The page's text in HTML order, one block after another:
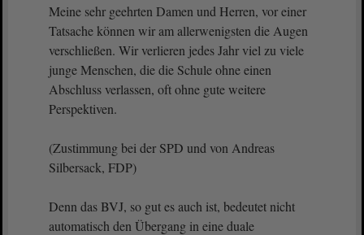
Meine sehr geehrten Damen und Herren, vor einer
Tatsache können wir am allerwenigsten die Augen
verschließen. Wir verlieren jedes Jahr viel zu viele
junge Menschen, die die Schule ohne einen
Abschluss verlassen, oft ohne gute weitere
Perspektiven.
(Zustimmung bei der SPD und von Andreas
Silbersack, FDP)
Denn das BVJ, so gut es auch ist, bedeutet nicht
automatisch den Übergang in eine duale